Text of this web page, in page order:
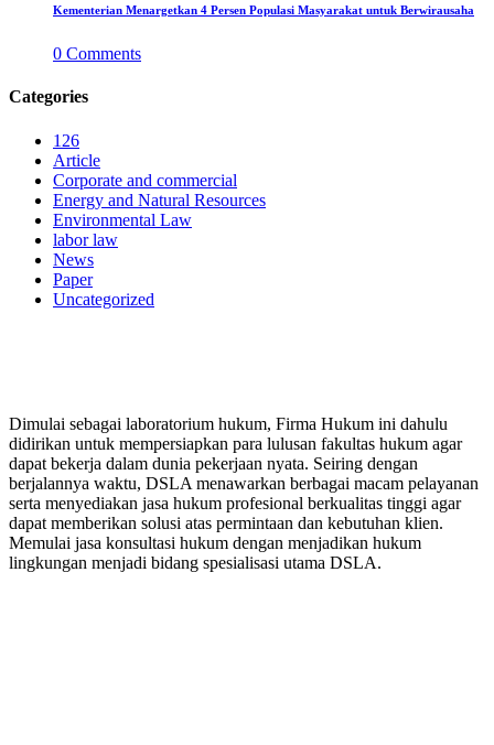
Kementerian Menargetkan 4 Persen Populasi Masyarakat untuk Berwirausaha
0 Comments
Categories
126
Article
Corporate and commercial
Energy and Natural Resources
Environmental Law
labor law
News
Paper
Uncategorized
Dimulai sebagai laboratorium hukum, Firma Hukum ini dahulu
didirikan untuk mempersiapkan para lulusan fakultas hukum agar
dapat bekerja dalam dunia pekerjaan nyata. Seiring dengan
berjalannya waktu, DSLA menawarkan berbagai macam pelayanan
serta menyediakan jasa hukum profesional berkualitas tinggi agar
dapat memberikan solusi atas permintaan dan kebutuhan klien.
Memulai jasa konsultasi hukum dengan menjadikan hukum
lingkungan menjadi bidang spesialisasi utama DSLA.